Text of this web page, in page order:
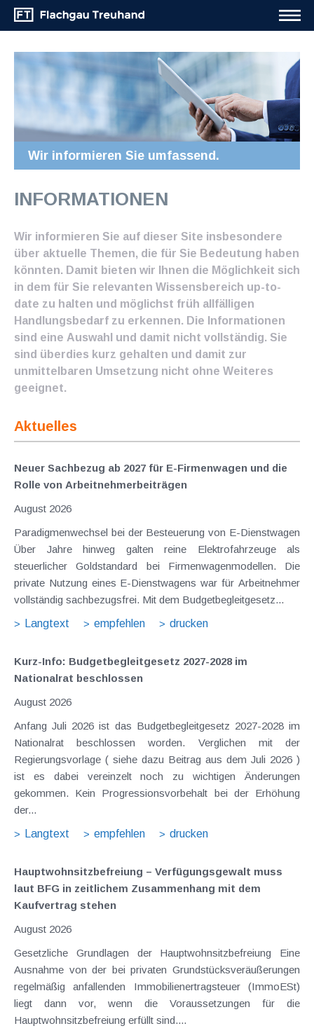
Wir informieren Sie umfassend.
INFORMATIONEN
Wir informieren Sie auf dieser Site insbesondere
über aktuelle Themen, die für Sie Bedeutung haben
könnten. Damit bieten wir Ihnen die Möglichkeit sich
in dem für Sie relevanten Wissensbereich up-to-
date zu halten und möglichst früh allfälligen
Handlungsbedarf zu erkennen. Die Informationen
sind eine Auswahl und damit nicht vollständig. Sie
sind überdies kurz gehalten und damit zur
unmittelbaren Umsetzung nicht ohne Weiteres
geeignet.
Aktuelles
Neuer Sachbezug ab 2027 für E-Firmenwagen und die
Rolle von Arbeitnehmer​­beiträgen
August 2026
Paradigmenwechsel bei der Besteuerung von E-Dienstwagen
Über Jahre hinweg galten reine Elektrofahrzeuge als
steuerlicher Goldstandard bei Firmenwagenmodellen. Die
private Nutzung eines E-Dienstwagens war für Arbeitnehmer
vollständig sachbezugsfrei. Mit dem Budgetbegleitgesetz...
Langtext
empfehlen drucken
Kurz-Info: Budgetbegleitgesetz 2027-2028 im
Nationalrat beschlossen
August 2026
Anfang Juli 2026 ist das Budgetbegleitgesetz 2027-2028 im
Nationalrat beschlossen worden. Verglichen mit der
Regierungsvorlage ( siehe dazu Beitrag aus dem Juli 2026 )
ist es dabei vereinzelt noch zu wichtigen Änderungen
gekommen. Kein Progressionsvorbehalt bei der Erhöhung
der...
Langtext
empfehlen drucken
Hauptwohnsitz​­befreiung – Verfügungsgewalt muss
laut BFG in zeitlichem Zusammenhang mit dem
Kaufvertrag stehen
August 2026
Gesetzliche Grundlagen der Hauptwohnsitzbefreiung Eine
Ausnahme von der bei privaten Grundstücksveräußerungen
regelmäßig anfallenden Immobilienertragsteuer (ImmoESt)
liegt dann vor, wenn die Voraussetzungen für die
Hauptwohnsitzbefreiung erfüllt sind....